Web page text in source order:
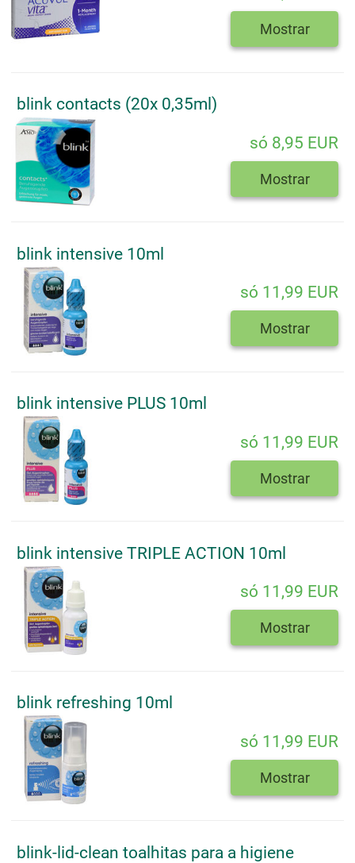
Mostrar
blink contacts (20x 0,35ml)
só 8,95 EUR
Mostrar
blink intensive 10ml
só 11,99 EUR
Mostrar
blink intensive PLUS 10ml
só 11,99 EUR
Mostrar
blink intensive TRIPLE ACTION 10ml
só 11,99 EUR
Mostrar
blink refreshing 10ml
só 11,99 EUR
Mostrar
blink-lid-clean toalhitas para a higiene